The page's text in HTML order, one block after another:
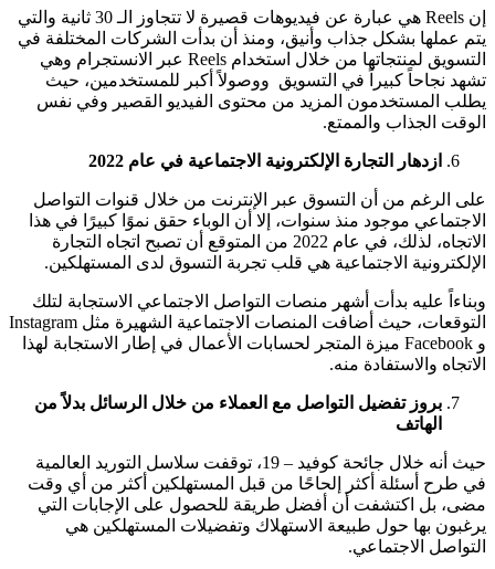
إن Reels هي عبارة عن فيديوهات قصيرة لا تتجاوز الـ 30 ثانية والتي
يتم عملها بشكل جذاب وأنيق، ومنذ أن بدأت الشركات المختلفة في
التسويق لمنتجاتها من خلال استخدام Reels عبر الانستجرام وهي
تشهد نجاحاً كبيراً في التسويق ووصولاً أكبر للمستخدمين، حيث
يطلب المستخدمون المزيد من محتوى الفيديو القصير وفي نفس
الوقت الجذاب والممتع.
ازدهار التجارة الإلكترونية الاجتماعية في عام 2022
على الرغم من أن التسوق عبر الإنترنت من خلال قنوات التواصل
الاجتماعي موجود منذ سنوات، إلا أن الوباء حقق نموًا كبيرًا في هذا
الاتجاه، لذلك، في عام 2022 من المتوقع أن تصبح اتجاه التجارة
الإلكترونية الاجتماعية هي قلب تجربة التسوق لدى المستهلكين.
وبناءاً عليه بدأت أشهر منصات التواصل الاجتماعي الاستجابة لتلك
التوقعات، حيث أضافت المنصات الاجتماعية الشهيرة مثل Instagram
و Facebook ميزة المتجر لحسابات الأعمال في إطار الاستجابة لهذا
الاتجاه والاستفادة منه.
بروز تفضيل التواصل مع العملاء من خلال الرسائل بدلاً من
الهاتف
حيث أنه خلال جائحة كوفيد – 19، توقفت سلاسل التوريد العالمية
في طرح أسئلة أكثر إلحاحًا من قبل المستهلكين أكثر من أي وقت
مضى، بل اكتشفت أن أفضل طريقة للحصول على الإجابات التي
يرغبون بها حول طبيعة الاستهلاك وتفضيلات المستهلكين هي
التواصل الاجتماعي.